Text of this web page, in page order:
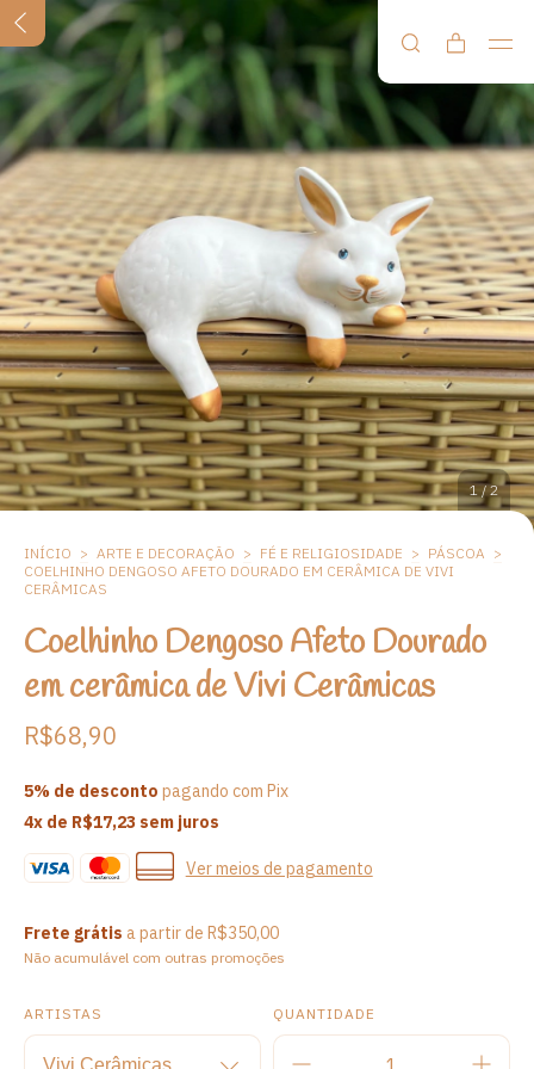
1/2
INÍCIO > ARTE E DECORAÇÃO > FÉ E RELIGIOSIDADE > PÁSCOA >
COELHINHO DENGOSO AFETO DOURADO EM CERÂMICA DE VIVI
CERÂMICAS
Coelhinho Dengoso Afeto Dourado
em cerâmica de Vivi Cerâmicas
R$68,90
5% de desconto pagando com Pix
4x de R$17,23 sem juros
Ver meios de pagamento
Frete grátis a partir de R$350,00
Não acumulável com outras promoções
ARTISTAS QUANTIDADE